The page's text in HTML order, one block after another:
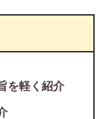
を軽く紹介